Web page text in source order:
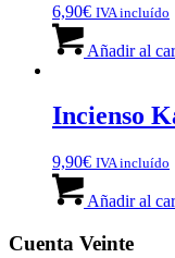
6,90€ IVA incluído
Añadir al
Incienso
9,90€ IVA incluído
Añadir al
Cuenta Veinte